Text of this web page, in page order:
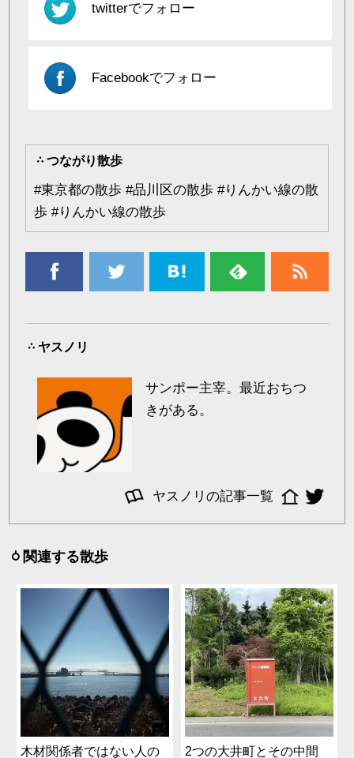
twitterでフォロー
Facebookでフォロー
つながり散歩
#東京都の散歩 #品川区の散歩 #りんかい線の散
歩 #りんかい線の散歩
ヤスノリ
サンポー主宰。最近おちつ
きがある。
ヤスノリの記事一覧
関連する散歩
木材関係者ではない人の 2つの大井町とその中間